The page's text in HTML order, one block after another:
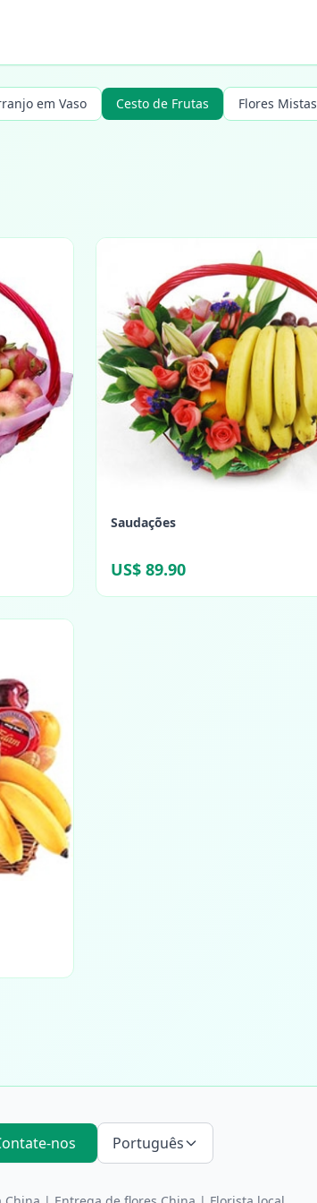
em Vaso Cesto de Frutas Flores Mistas
Saudações
US$ 89.90
nos Português